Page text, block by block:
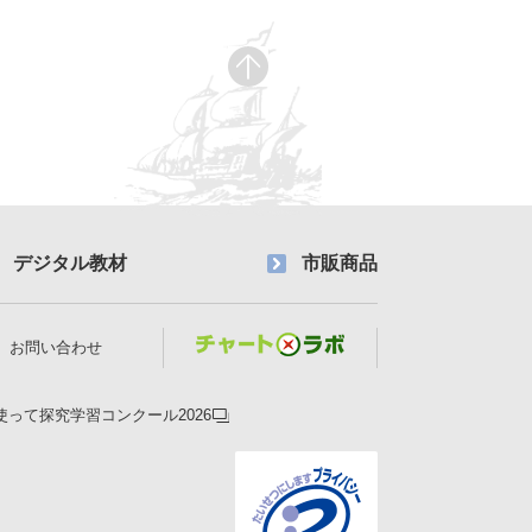
デジタル教材 市販商品
お問い合わせ
って探究学習コンクール2026